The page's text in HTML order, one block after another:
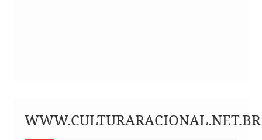
WWW.CULTURARACIONAL.NET.BR